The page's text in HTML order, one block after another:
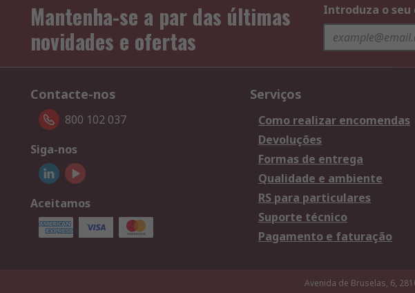
Mantenha-se a par das últimas
novidades e ofertas
Introduza o seu
Contacte-nos
800 102 037
Siga-nos
Aceitamos
Serviços
Como realizar encomendas
Devoluções
Formas de entrega
Qualidade e ambiente
RS para particulares
Suporte técnico
Pagamento e faturação
Avenida de Bruselas, 6,